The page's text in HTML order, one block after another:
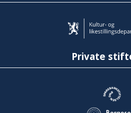
Private